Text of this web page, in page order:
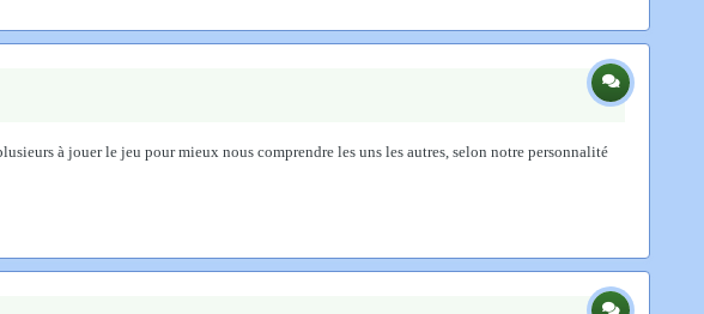
à jouer le jeu pour mieux nous comprendre les uns les autres, selon notre personnalité